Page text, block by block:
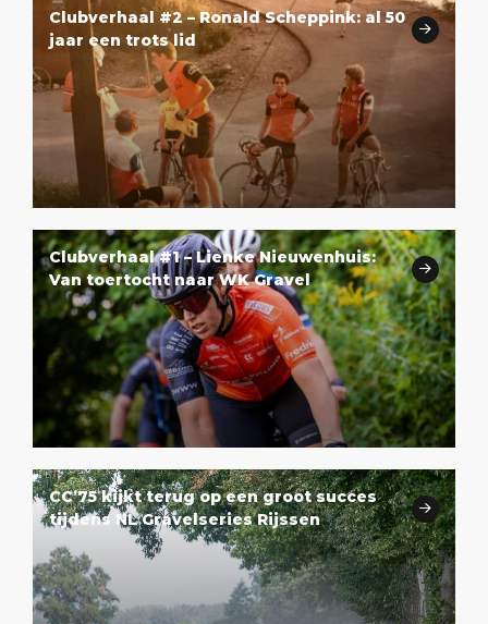
Clubverhaal #2 – Ronald Scheppink: al 50
jaar een trots lid
Clubverhaal #1 – Lienke Nieuwenhuis:
Van toertocht naar WK Gravel
CC’75 kijkt terug op een groot succes
tijdens NL Gravelseries Rijssen